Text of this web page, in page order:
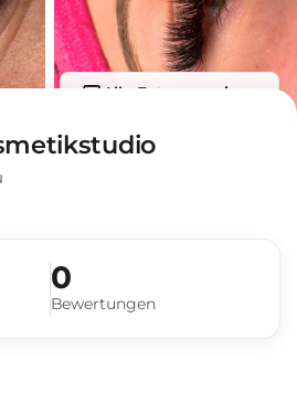
Alle Fotos anzeigen
0
Bewertungen